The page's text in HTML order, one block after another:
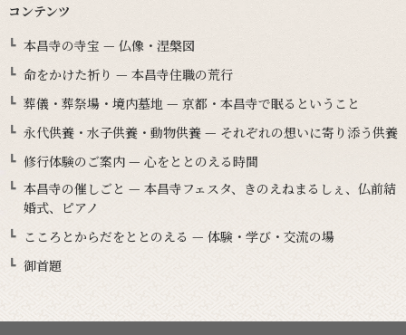
コンテンツ
本昌寺の寺宝 — 仏像・涅槃図
命をかけた祈り — 本昌寺住職の荒行
葬儀・葬祭場・境内墓地 — 京都・本昌寺で眠るということ
永代供養・水子供養・動物供養 — それぞれの想いに寄り添う供養
修行体験のご案内 — 心をととのえる時間
本昌寺の催しごと — 本昌寺フェスタ、きのえねまるしぇ、仏前結
婚式、ピアノ
こころとからだをととのえる — 体験・学び・交流の場
御首題